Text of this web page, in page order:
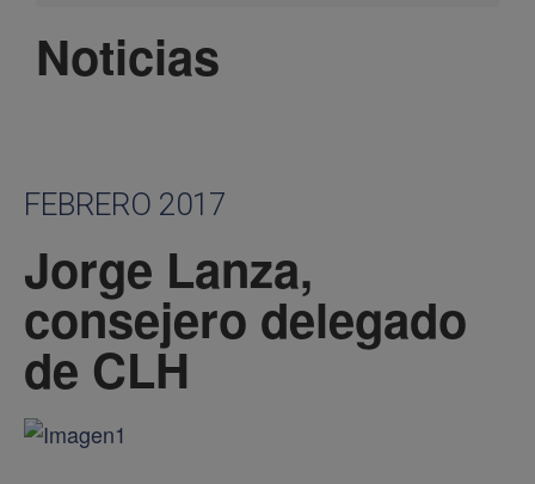
Noticias
FEBRERO 2017
Jorge Lanza,
consejero delegado
de CLH